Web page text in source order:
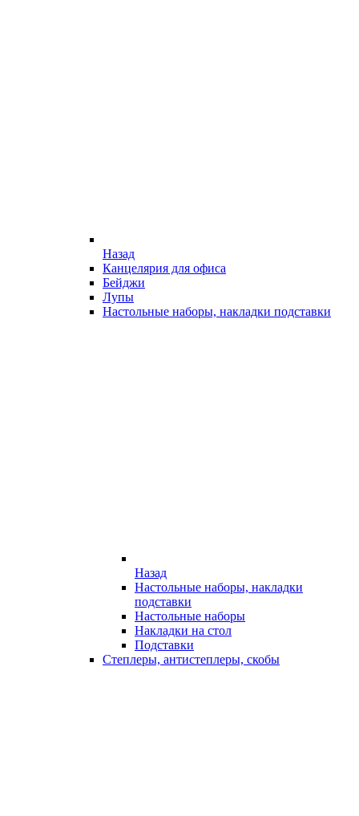
Назад
Канцелярия для офиса
Бейджи
Лупы
Настольные наборы, накладки подставки
Назад
Настольные наборы, накладки
подставки
Настольные наборы
Накладки на стол
Подставки
Степлеры, антистеплеры, скобы